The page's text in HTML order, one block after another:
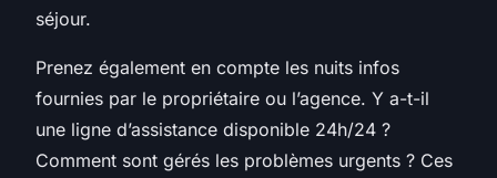
séjour.
Prenez également en compte les nuits infos
fournies par le propriétaire ou l’agence. Y a-t-il
une ligne d’assistance disponible 24h/24 ?
Comment sont gérés les problèmes urgents ? Ces